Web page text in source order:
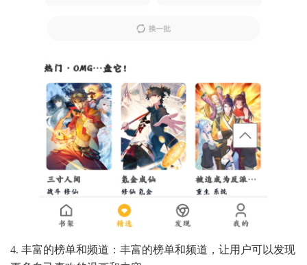
4. 丰富的榜单和频道：丰富的榜单和频道，让用户可以发现